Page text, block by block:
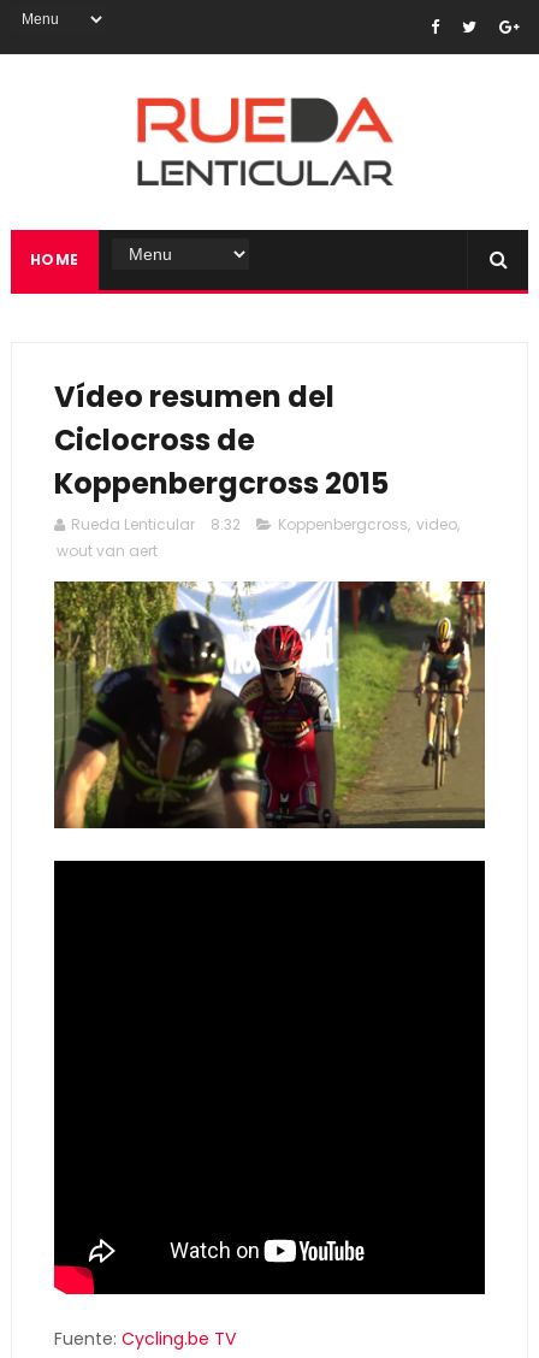
HOME
Vídeo resumen del
Ciclocross de
Koppenbergcross 2015
Rueda Lenticular 8:32 Koppenbergcross, video,
wout van aert
Fuente: Cycling.be TV